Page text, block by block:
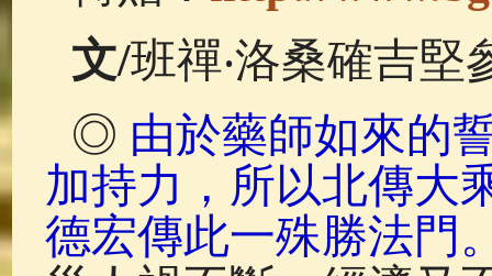
文/班禪‧洛桑確吉堅
◎ 由於藥師如來的
加持力，所以北傳大
德宏傳此一殊勝法門